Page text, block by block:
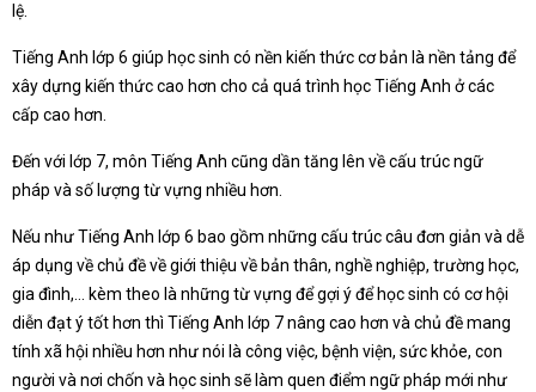
lệ.
Tiếng Anh lớp 6 giúp học sinh có nền kiến thức cơ bản là nền tảng để
xây dựng kiến thức cao hơn cho cả quá trình học Tiếng Anh ở các
cấp cao hơn.
Đến với lớp 7, môn Tiếng Anh cũng dần tăng lên về cấu trúc ngữ
pháp và số lượng từ vựng nhiều hơn.
Nếu như Tiếng Anh lớp 6 bao gồm những cấu trúc câu đơn giản và dễ
áp dụng về chủ đề về giới thiệu về bản thân, nghề nghiệp, trường học,
gia đình,… kèm theo là những từ vựng để gợi ý để học sinh có cơ hội
diễn đạt ý tốt hơn thì Tiếng Anh lớp 7 nâng cao hơn và chủ đề mang
tính xã hội nhiều hơn như nói là công việc, bệnh viện, sức khỏe, con
người và nơi chốn và học sinh sẽ làm quen điểm ngữ pháp mới như